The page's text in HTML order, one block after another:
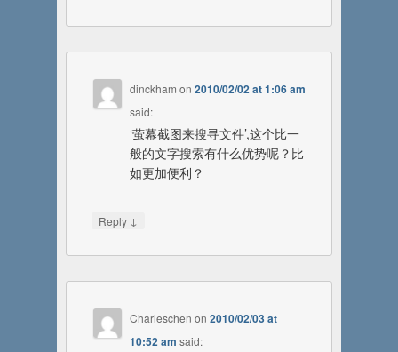
dinckham on2010/02/02 at 1:06 am
said:
‘萤幕截图来搜寻文件’,这个比一
般的文字搜索有什么优势呢？比
如更加便利？
Reply ↓
Charleschen on2010/02/03 at
10:52 am said: